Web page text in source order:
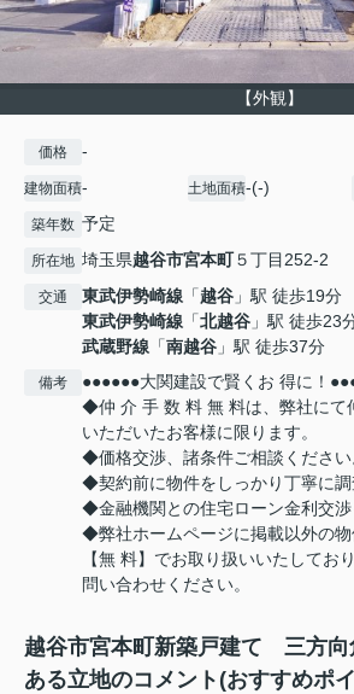
【外観】
価格 -
建物面積- 土地面積-(-)
築年数 予定
所在地 埼玉県越谷市宮本町５丁目252-2
交通 東武伊勢崎線 「越谷 」駅 徒歩19分
東武伊勢崎線 「北越谷 」駅 徒歩23
武蔵野線 「南越谷 」駅 徒歩37分
備考
●●●●●●大関建設で賢くお 得に！
◆仲 介 手 数 料 無 料は、弊社にて
いただいたお客様に限ります。
◆価格交渉、諸条件ご相談ください
◆契約前に物件をしっかり丁寧に調
◆金融機関との住宅ローン金利交渉
◆弊社ホームページに掲載以外の
【無 料】でお取り扱いいたしてお
問い合わせください。
越谷市宮本町新築戸建て 三方向
ある立地のコメント(おすすめポ